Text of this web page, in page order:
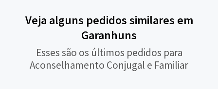
Veja alguns pedidos similares em
Garanhuns
Esses são os últimos pedidos para
Aconselhamento Conjugal e Familiar